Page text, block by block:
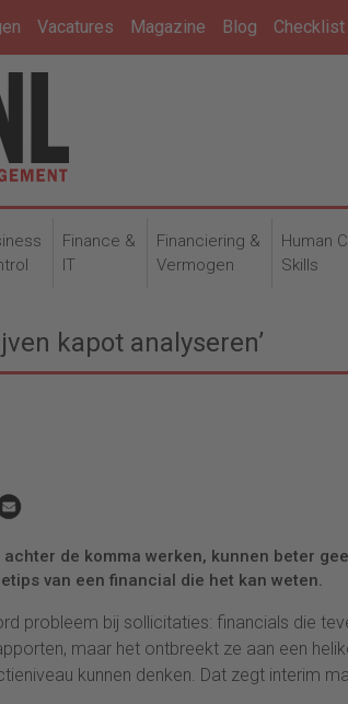
Vacatures Magazine Blog Checklist
Finance &
IT
Financiering &
Vermogen
Human
Skills
kapot analyseren’
de komma werken, kunnen beter
van een financial die het kan weten.
probleem bij sollicitaties: financials die
maar het ontbreekt ze aan een
kunnen denken. Dat zegt interim